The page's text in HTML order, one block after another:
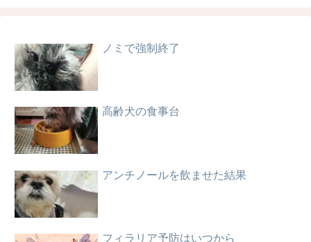
ノミで強制終了
高齢犬の食事台
アンチノールを飲ませた結果
フィラリア予防はいつから